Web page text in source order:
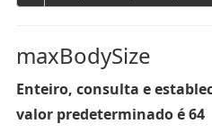
maxBodySize
Enteiro, consulta e
valor predeterminado é 64